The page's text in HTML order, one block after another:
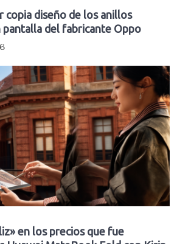
copia diseño de los anillos
pantalla del fabricante Oppo
en los precios que fue